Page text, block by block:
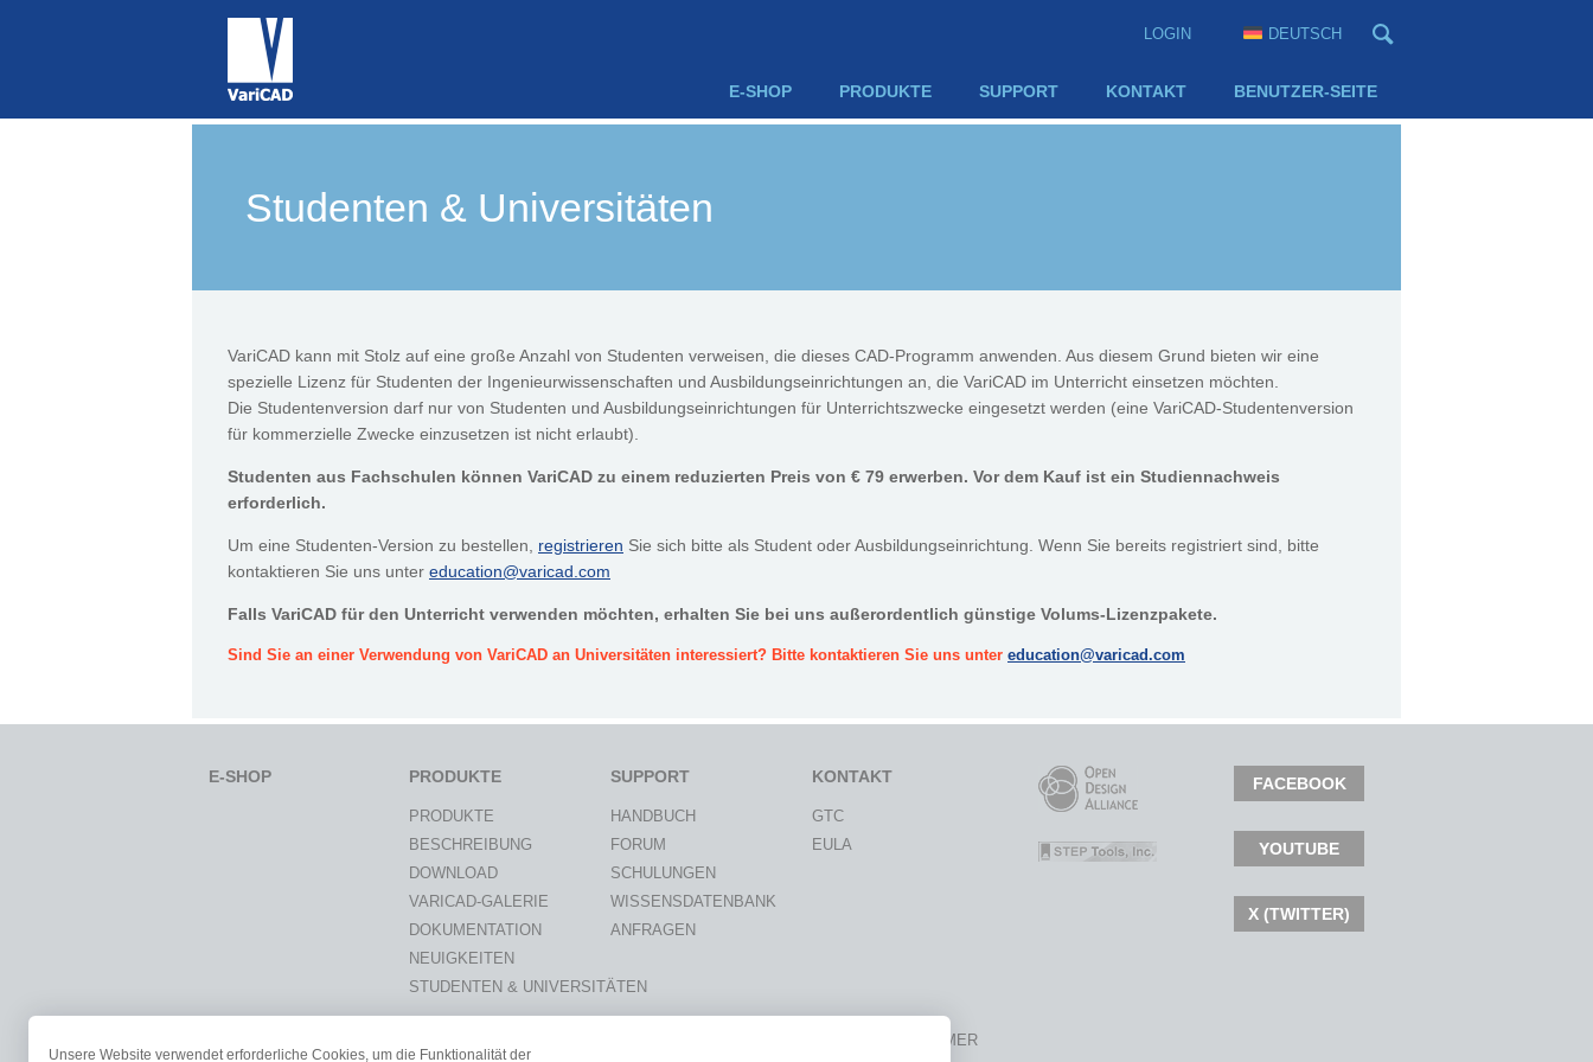
LOGIN DEUTSCH
E-SHOP PRODUKTE SUPPORT KONTAKT BENUTZER-SEITE
Studenten & Universitäten
VariCAD kann mit Stolz auf eine große Anzahl von Studenten verweisen, die dieses CAD-Programm anwenden. Aus diesem Grund bieten wir eine
spezielle Lizenz für Studenten der Ingenieurwissenschaften und Ausbildungseinrichtungen an, die VariCAD im Unterricht einsetzen möchten.
Die Studentenversion darf nur von Studenten und Ausbildungseinrichtungen für Unterrichtszwecke eingesetzt werden (eine VariCAD-Studentenversion
für kommerzielle Zwecke einzusetzen ist nicht erlaubt).
Studenten aus Fachschulen können VariCAD zu einem reduzierten Preis von € 79 erwerben. Vor dem Kauf ist ein Studiennachweis
erforderlich.
Um eine Studenten-Version zu bestellen, registrieren Sie sich bitte als Student oder Ausbildungseinrichtung. Wenn Sie bereits registriert sind, bitte
kontaktieren Sie uns unter education@varicad.com
Falls VariCAD für den Unterricht verwenden möchten, erhalten Sie bei uns außerordentlich günstige Volums-Lizenzpakete.
Sind Sie an einer Verwendung von VariCAD an Universitäten interessiert? Bitte kontaktieren Sie uns unter education@varicad.com
E-SHOP PRODUKTE
PRODUKTE
BESCHREIBUNG
DOWNLOAD
VARICAD-GALERIE
DOKUMENTATION
NEUIGKEITEN
STUDENTEN & UNIVERSITÄTEN
SUPPORT
HANDBUCH
FORUM
SCHULUNGEN
WISSENSDATENBANK
ANFRAGEN
KONTAKT
GTC
EULA
FACEBOOK
YOUTUBE
X (TWITTER)
DISCLAIMER
Unsere Website verwendet erforderliche Cookies, um die Funktionalität der